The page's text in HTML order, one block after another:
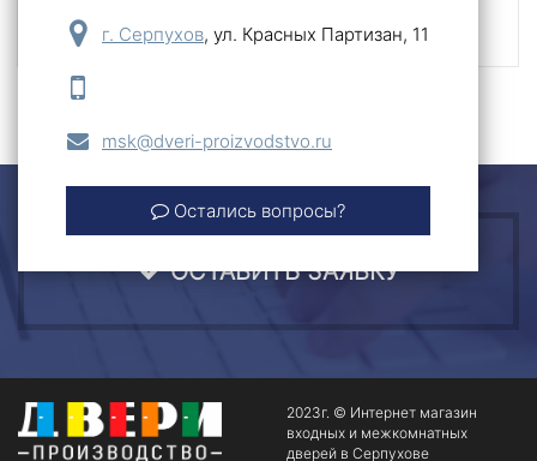
Profil doors
ОСТАВИТЬ ЗАЯВКУ
г. Серпухов, ул. Красных Партизан, 11
msk@dveri-proizvodstvo.ru
Остались вопросы?
2023г. © Интернет магазин
входных и межкомнатных
дверей в Серпухове